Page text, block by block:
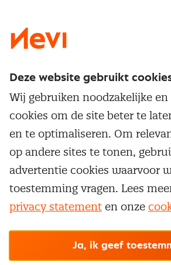
Service & contact
Over inkoop
Netwerk en communities
Aanmelden nieuwsbrief
Word lid van Nevi
Inkoop vacatures
Opzeggen lidmaatschap
Populaire thema's
Aanbesteden
Contractmanagement
Kostenmanagement
Onderhandelen
Supply management
Opleidingen en trainingen
Trainingen
Opleidingen
Maatwerk
Vrijstellingen
Cookievoorkeuren beherenOnze
© Nevi.nl
Deze website gebruikt
Wij gebruiken noodzakelijke
cookies om de site beter te
en te optimaliseren. Om
op andere sites te tonen,
advertentie cookies waarvoor
toestemming vragen. Lees
privacy statement en onze
Ja, ik geef